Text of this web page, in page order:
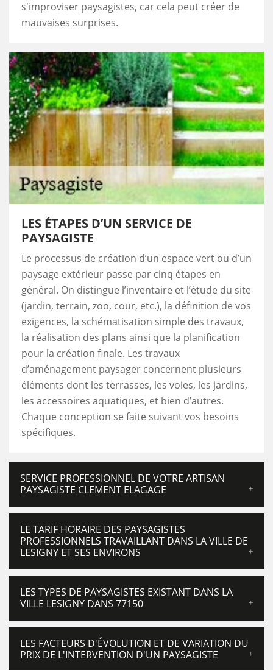
s'improviser paysagistes, car cela peut créer de
mauvaises surprises.
LES ÉTAPES D’UN SERVICE DE
PAYSAGISTE
Le processus de création d’un espace vert ou d’un
paysage extérieur passe par cinq étapes en
général. On distingue l’inventaire et l’étude du site
(jardin, terrain, zoo, cour, etc.), la définition de vos
exigences, la schématisation simple des travaux,
la réalisation des plans ainsi que la planification
pour la création finale. Les travaux
d’aménagement paysager concernent plusieurs
éléments dont les terrasses, les voies, les jardins,
les accessoires aquatiques, et bien d’autres.
Chaque conception se faite suivant vos besoins
spécifiques.
SERVICE PROFESSIONNEL DE VOTRE ARTISAN
PAYSAGISTE CLEMENT ELAGAGE
LE TARIF HORAIRE DES PAYSAGISTES
PROFESSIONNELS TRAVAILLANT DANS LA VILLE DE
LESIGNY ET SES ENVIRONS
LES TYPES DE PAYSAGISTES EXISTANT DANS LA
VILLE LESIGNY DANS 77150
LES FACTEURS D'ÉVOLUTION ET DE VARIATION DU
PRIX DE L'INTERVENTION D'UN PAYSAGISTE